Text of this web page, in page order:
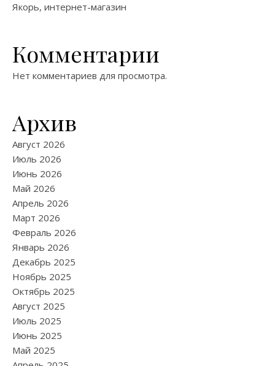
Якорь, интернет-магазин
Комментарии
Нет комментариев для просмотра.
Архив
Август 2026
Июль 2026
Июнь 2026
Май 2026
Апрель 2026
Март 2026
Февраль 2026
Январь 2026
Декабрь 2025
Ноябрь 2025
Октябрь 2025
Август 2025
Июль 2025
Июнь 2025
Май 2025